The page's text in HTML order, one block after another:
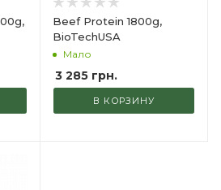
Beef Protein 1800g,
BioTechUSA
Мало
3 285грн.
В КОРЗИНУ